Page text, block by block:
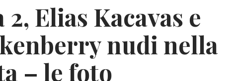
Elias Kacavas e
nudi nella
– le foto